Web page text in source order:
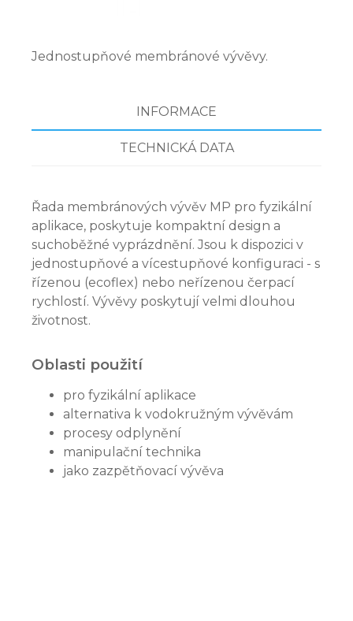
Jednostupňové membránové vývěvy.
INFORMACE
TECHNICKÁ DATA
Řada membránových vývěv MP pro fyzikální
aplikace, poskytuje kompaktní design a
suchoběžné vyprázdnění. Jsou k dispozici v
jednostupňové a vícestupňové konfiguraci - s
řízenou (ecoflex) nebo neřízenou čerpací
rychlostí. Vývěvy poskytují velmi dlouhou
životnost.
Oblasti použití
pro fyzikální aplikace
alternativa k vodokružným vývěvám
procesy odplynění
manipulační technika
jako zazpětňovací vývěva